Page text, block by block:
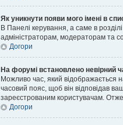
Як уникнути появи мого імені в
В Панелі керування, а саме в
адміністраторам, модераторам та
Догори
На форумі встановлено невірний
Можливо час, який відображається
часовий пояс, щоб він відповідав
зареєстрованим користувачам.
Догори